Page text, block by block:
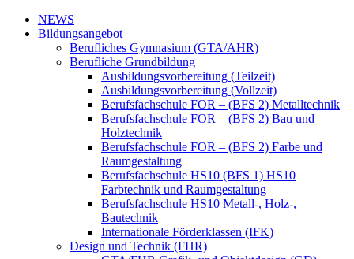
NEWS
Bildungsangebot
Berufliches Gymnasium (GTA/AHR)
Berufliche Grundbildung
Ausbildungsvorbereitung (Teilzeit)
Ausbildungsvorbereitung (Vollzeit)
Berufsfachschule FOR – (BFS 2) Metalltechnik
Berufsfachschule FOR – (BFS 2) Bau und
Holztechnik
Berufsfachschule FOR – (BFS 2) Farbe und
Raumgestaltung
Berufsfachschule HS10 (BFS 1) HS10
Farbtechnik und Raumgestaltung
Berufsfachschule HS10 Metall-, Holz-,
Bautechnik
Internationale Förderklassen (IFK)
Design und Technik (FHR)